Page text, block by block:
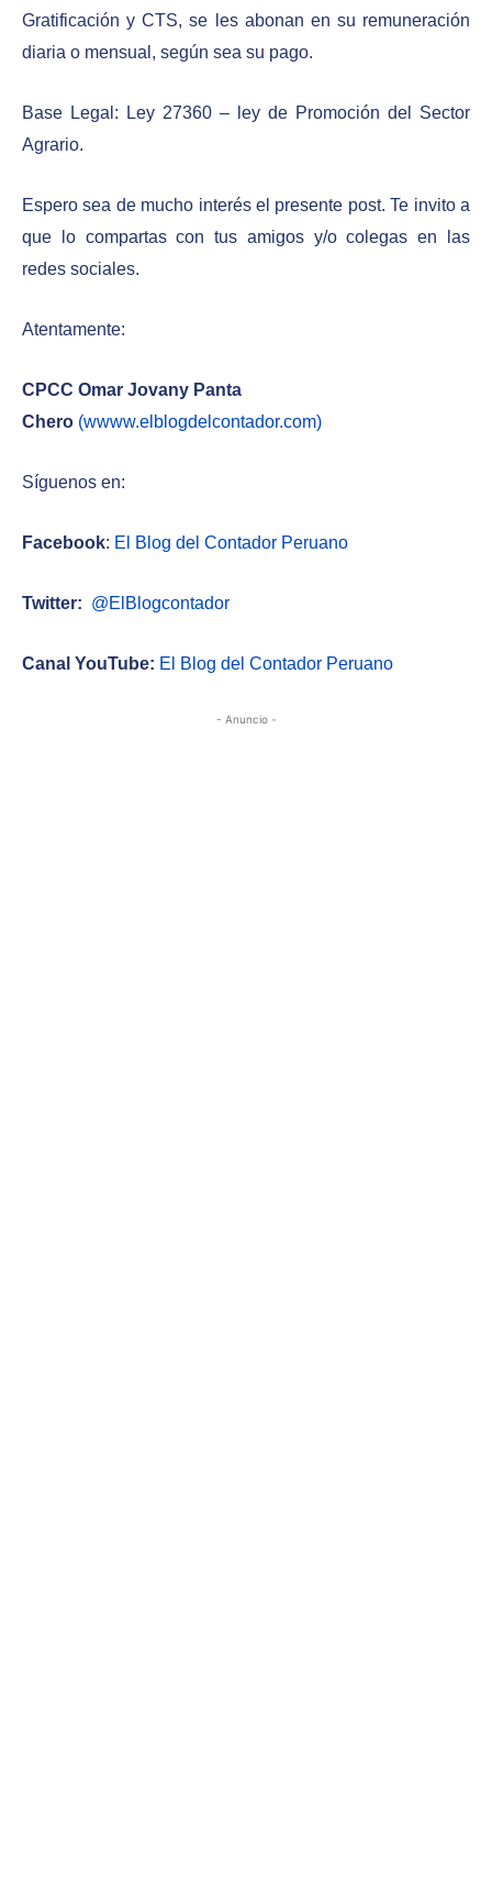
Gratificación y CTS, se les abonan en su remuneración
diaria o mensual, según sea su pago.
Base Legal: Ley 27360 – ley de Promoción del Sector
Agrario.
Espero sea de mucho interés el presente post. Te invito a
que lo compartas con tus amigos y/o colegas en las
redes sociales.
Atentamente:
CPCC Omar Jovany Panta
Chero (wwww.elblogdelcontador.com)
Síguenos en:
Facebook: El Blog del Contador Peruano
Twitter: @ElBlogcontador
Canal YouTube: El Blog del Contador Peruano
- Anuncio -